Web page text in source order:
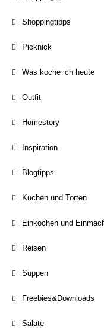
Shoppingtipps
Picknick
Was koche ich heute
Outfit
Homestory
Inspiration
Blogtipps
Kuchen und Torten
Einkochen und
Reisen
Suppen
Freebies&Downloads
Salate